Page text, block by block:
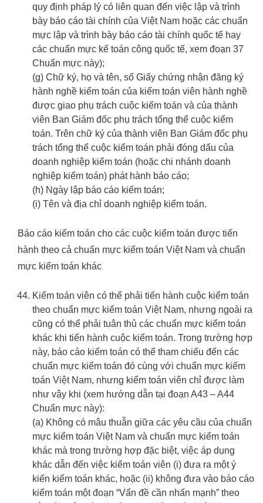
quy định pháp lý có liên quan đến việc lập và trình
bày báo cáo tài chính của Việt Nam hoặc các chuẩn
mực lập và trình bày báo cáo tài chính quốc tế hay
các chuẩn mực kế toán công quốc tế, xem đoạn 37
Chuẩn mực này);
(g) Chữ ký, họ và tên, số Giấy chứng nhận đăng ký
hành nghề kiểm toán của kiểm toán viên hành nghề
được giao phụ trách cuộc kiểm toán và của thành
viên Ban Giám đốc phụ trách tổng thể cuộc kiểm
toán. Trên chữ ký của thành viên Ban Giám đốc phụ
trách tổng thể cuộc kiểm toán phải đóng dấu của
doanh nghiệp kiểm toán (hoặc chi nhánh doanh
nghiệp kiểm toán) phát hành báo cáo;
(h) Ngày lập báo cáo kiểm toán;
(i) Tên và địa chỉ doanh nghiệp kiểm toán.
Báo cáo kiểm toán cho các cuộc kiểm toán được tiến
hành theo cả chuẩn mực kiểm toán Việt Nam và chuẩn
mực kiểm toán khác
Kiểm toán viên có thể phải tiến hành cuộc kiểm toán
theo chuẩn mực kiểm toán Việt Nam, nhưng ngoài ra
cũng có thể phải tuân thủ các chuẩn mực kiểm toán
khác khi tiến hành cuộc kiểm toán. Trong trường hợp
này, báo cáo kiểm toán có thể tham chiếu đến các
chuẩn mực kiểm toán đó cùng với chuẩn mực kiểm
toán Việt Nam, nhưng kiểm toán viên chỉ được làm
như vậy khi (xem hướng dẫn tại đoạn A43 – A44
Chuẩn mực này):
(a) Không có mâu thuẫn giữa các yêu cầu của chuẩn
mực kiểm toán Việt Nam và chuẩn mực kiểm toán
khác mà trong trường hợp đặc biệt, việc áp dụng
khác dẫn đến việc kiểm toán viên (i) đưa ra một ý
kiến kiểm toán khác, hoặc (ii) không đưa vào báo cáo
kiểm toán một đoạn “Vấn đề cần nhấn mạnh” theo